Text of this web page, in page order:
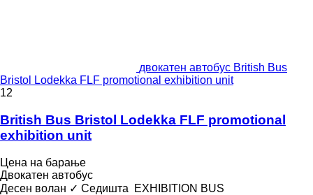
двокатен автобус British Bus
Bristol Lodekka FLF promotional exhibition unit
12
British Bus Bristol Lodekka FLF promotional
exhibition unit
Цена на барање
Двокатен автобус
Десен волан ✓ Седишта
EXHIBITION BUS